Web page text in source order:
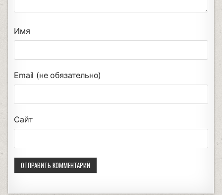
Имя
Email (не обязательно)
Сайт